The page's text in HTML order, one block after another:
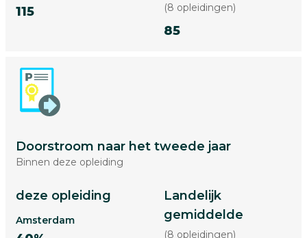
115 (8 opleidingen)
85
Doorstroom naar het tweede jaar
Binnen deze opleiding
deze opleiding
Amsterdam
Landelijk
gemiddelde
(8 opleidingen)